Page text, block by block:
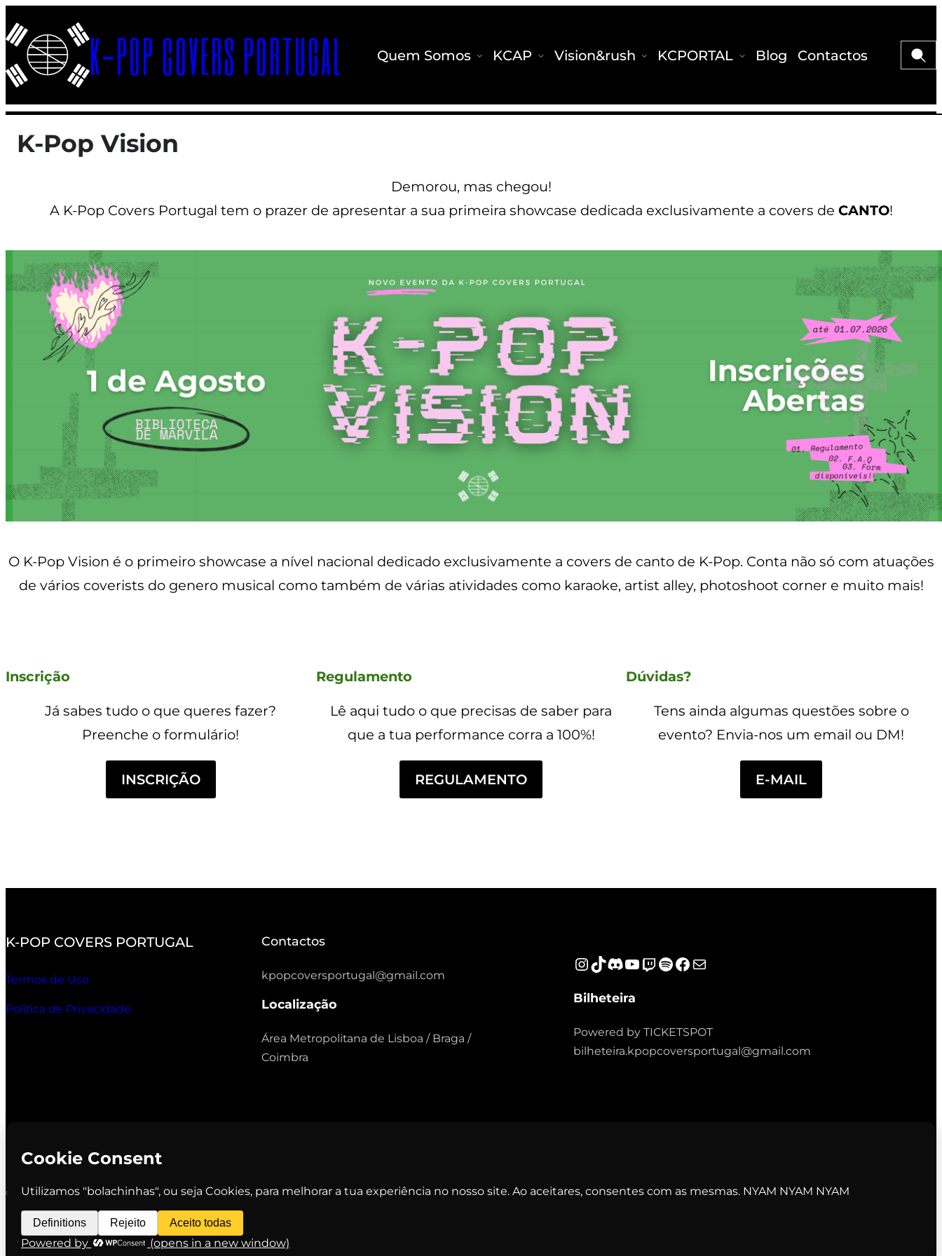
para
o
conteúdo
K-POP COVERS PORTUGAL Quem Somos Menu>
KCAP Menu>
Vision&rush Menu>
KCPORTAL Menu>
Blog Contactos
K-Pop Vision
Demorou, mas chegou!
A K-Pop Covers Portugal tem o prazer de apresentar a sua primeira showcase dedicada exclusivamente a covers de CANTO!
O K-Pop Vision é o primeiro showcase a nível nacional dedicado exclusivamente a covers de canto de K-Pop. Conta não só com atuações
de vários coverists do genero musical como também de várias atividades como karaoke, artist alley, photoshoot corner e muito mais!
Inscrição
Já sabes tudo o que queres fazer?
Preenche o formulário!
INSCRIÇÃO
Regulamento
Lê aqui tudo o que precisas de saber para
que a tua performance corra a 100%!
REGULAMENTO
Dúvidas?
Tens ainda algumas questões sobre o
evento? Envia-nos um email ou DM!
E-MAIL
K-POP COVERS PORTUGAL
Termos de Uso
Política de Privacidade
Contactos
kpopcoversportugal@gmail.com
Localização
Área Metropolitana de Lisboa / Braga /
Coimbra
Instagram
TikTok
Discord
YouTube
Twitch
Spotify
Facebook
Mail
Bilheteira
Powered by TICKETSPOT
bilheteira.kpopcoversportugal@gmail.com
© K-Pop Covers Portugal. All rights reserved.